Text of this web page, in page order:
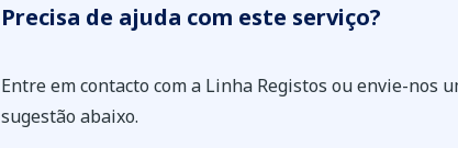
Precisa de ajuda com este serviço?
Entre em contacto com a Linha Registos ou envie-nos
sugestão abaixo.